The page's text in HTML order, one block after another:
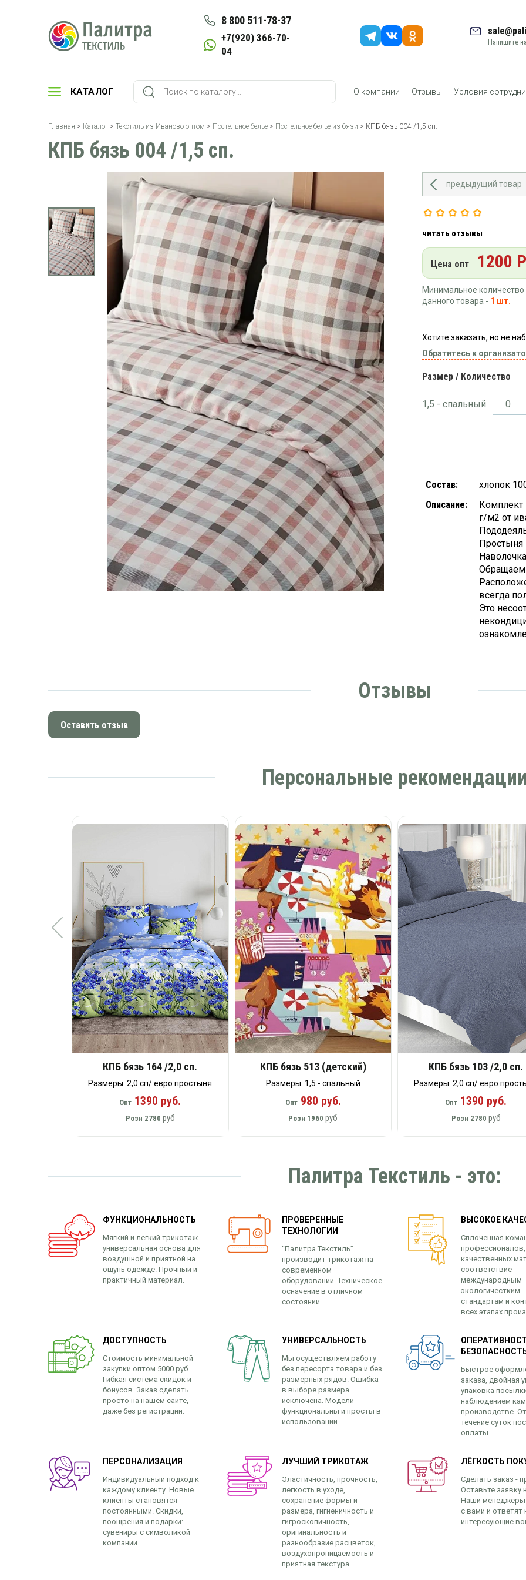
8 800 511-78-37
+7(920) 366-70-
04
Напишите
КАТАЛОГ О компании Отзывы Условия
Главная > Каталог > Текстиль из Иваново оптом > Постельное белье > Постельное белье из бязи > КПБ бязь 004 /1,5 сп.
КПБ бязь 004 /1,5 сп.
предыдущий товар
читать отзывы
Цена опт 1200 Р
Минимальное количество
данного товара - 1 шт.
Хотите заказать, но не
Обратитесь к
Размер / Количество
1,5 - спальный
Состав:
хлопок
Описание:
Комплект
г/м2 от
Простыня
всегда
Это
Отзывы
Оставить отзыв
Персональные рекомендации
КПБ бязь 164 /2,0 сп.
Размеры: 2,0 сп/ евро простыня
Опт 1390 руб.
Розн 2780 руб
КПБ бязь 513 (детский)
Размеры: 1,5 - спальный
Опт980 руб.
Розн 1960 руб
КПБ бязь 103 /2,0 сп.
Размеры: 2,0 сп/ евро
Опт 1390 руб.
Розн 2780 руб
Палитра Текстиль - это:
ФУНКЦИОНАЛЬНОСТЬ
Мягкий и легкий трикотаж -
универсальная основа для
воздушной и приятной на
ощупь одежде. Прочный и
практичный материал.
ПРОВЕРЕННЫЕ
ТЕХНОЛОГИИ
“Палитра Текстиль”
производит трикотаж на
современном
оборудовании. Техническое
осначение в отличном
состоянии.
ВЫСОКОЕ
Сплоченная
качественных
соответствие
международным
экологичестким
стандартам и
всех этапах
ДОСТУПНОСТЬ
Стоимость минимальной
закупки оптом 5000 руб.
Гибкая система скидок и
бонусов. Заказ сделать
просто на нашем сайте,
даже без регистрации.
УНИВЕРСАЛЬНОСТЬ
Мы осуществляем работу
без пересорта товара и без
размерных рядов. Ошибка
в выборе размера
исключена. Модели
функциональны и просты в
использовании.
Быстрое
заказа, двойная
упаковка
наблюдением
производстве.
течение суток
оплаты.
ПЕРСОНАЛИЗАЦИЯ
Индивидуальный подход к
каждому клиенту. Новые
клиенты становятся
постоянными. Скидки,
поощрения и подарки:
сувениры с символикой
компании.
ЛУЧШИЙ ТРИКОТАЖ
Эластичность, прочность,
легкость в уходе,
сохранение формы и
размера, гигиеничность и
гигроскопичность,
оригинальность и
разнообразие расцветок,
воздухопроницаемость и
приятная текстура.
ЛЁГКОСТЬ
Сделать заказ -
Оставьте заявку
Наши менеджеры
с вами и ответят
интересующие